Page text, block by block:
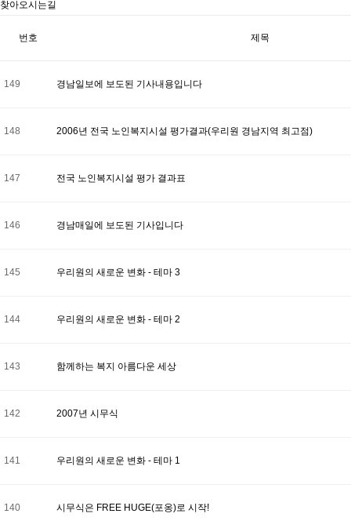
찾아오시는길
번호 제목
149 경남일보에 보도된 기사내용입니다
148 2006년 전국 노인복지시설 평가결과(우리원 경남지역 최고점)
147 전국 노인복지시설 평가 결과표
146 경남매일에 보도된 기사입니다
145 우리원의 새로운 변화 - 테마 3
144 우리원의 새로운 변화 - 테마 2
143 함께하는 복지 아름다운 세상
142 2007년 시무식
141 우리원의 새로운 변화 - 테마 1
140 시무식은 FREE HUGE(포옹)로 시작!